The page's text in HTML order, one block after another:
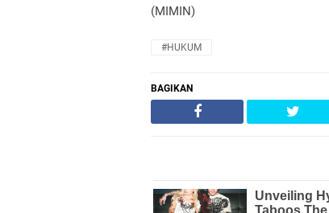
(MIMIN)
#HUKUM
BAGIKAN